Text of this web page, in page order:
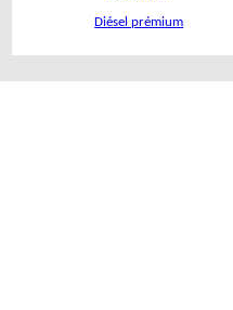
Diésel prémium